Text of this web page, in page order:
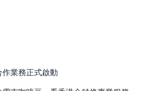
作業務正式啟動